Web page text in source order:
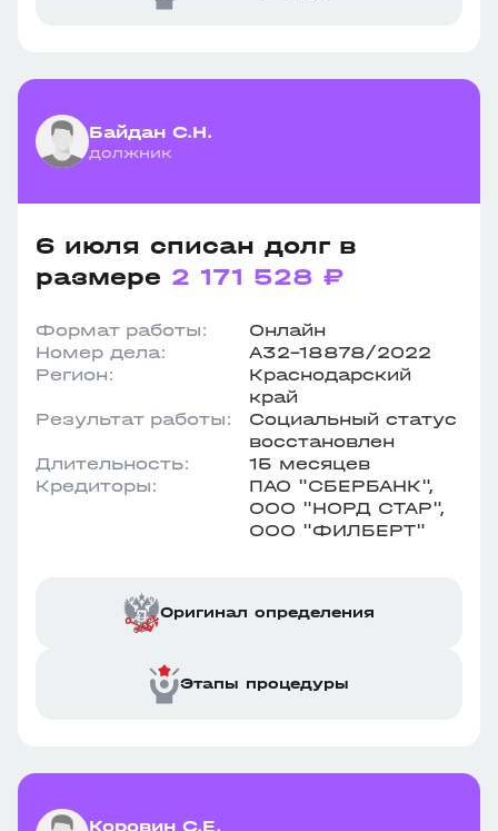
Байдан С.Н.
должник
6 июля списан долг в
размере 2 171 528 ₽
Формат работы:
Онлайн
Номер дела:
А32-18878/2022
Регион:
Краснодарский
край
Результат работы:
Социальный статус
восстановлен
Длительность:
15 месяцев
Кредиторы:
ПАО "СБЕРБАНК",
ООО "НОРД СТАР",
ООО "ФИЛБЕРТ"
Оригинал определения
Этапы процедуры
Коровин С.Е.